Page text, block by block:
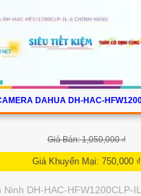
DAHUA DH-HAC-
Giá Bán: 1,050,000 ₫
Giá Khuyến Mại: 750,000 ₫
Ninh DH-HAC-HFW1200CLP-